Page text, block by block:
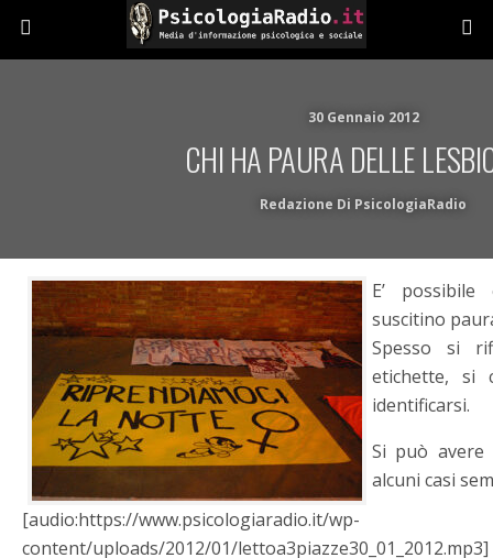
30 Gennaio 2012
CHI HA PAURA DELLE
Redazione Di PsicologiaRadio
E’
suscitino
Spesso si
etichette, si
identificarsi.
Si può
alcuni casi
[audio:https://www.psicologiaradio.it/wp-
content/uploads/2012/01/lettoa3piazze30_01_2012.mp3]